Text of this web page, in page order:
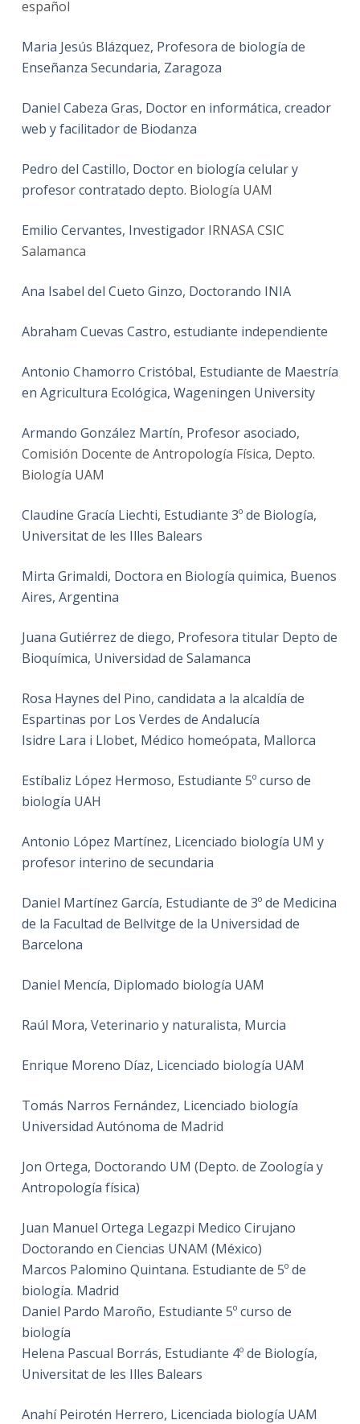
español
Maria Jesús Blázquez, Profesora de biología de
Enseñanza Secundaria, Zaragoza
Daniel Cabeza Gras, Doctor en informática, creador
web y facilitador de Biodanza
Pedro del Castillo, Doctor en biología celular y
profesor contratado depto. Biología UAM
Emilio Cervantes, Investigador IRNASA CSIC
Salamanca
Ana Isabel del Cueto Ginzo, Doctorando INIA
Abraham Cuevas Castro, estudiante independiente
Antonio Chamorro Cristóbal, Estudiante de Maestría
en Agricultura Ecológica, Wageningen University
Armando González Martín, Profesor asociado,
Comisión Docente de Antropología Física, Depto.
Biología UAM
Claudine Gracía Liechti, Estudiante 3º de Biología,
Universitat de les Illes Balears
Mirta Grimaldi, Doctora en Biología quimica, Buenos
Aires, Argentina
Juana Gutiérrez de diego, Profesora titular Depto de
Bioquímica, Universidad de Salamanca
Rosa Haynes del Pino, candidata a la alcaldía de
Espartinas por Los Verdes de Andalucía
Isidre Lara i Llobet, Médico homeópata, Mallorca
Estíbaliz López Hermoso, Estudiante 5º curso de
biología UAH
Antonio López Martínez, Licenciado biología UM y
profesor interino de secundaria
Daniel Martínez García, Estudiante de 3º de Medicina
de la Facultad de Bellvitge de la Universidad de
Barcelona
Daniel Mencía, Diplomado biología UAM
Raúl Mora, Veterinario y naturalista, Murcia
Enrique Moreno Díaz, Licenciado biología UAM
Tomás Narros Fernández, Licenciado biología
Universidad Autónoma de Madrid
Jon Ortega, Doctorando UM (Depto. de Zoología y
Antropología física)
Juan Manuel Ortega Legazpi Medico Cirujano
Doctorando en Ciencias UNAM (México)
Marcos Palomino Quintana. Estudiante de 5º de
biología. Madrid
Daniel Pardo Maroño, Estudiante 5º curso de
biología
Helena Pascual Borrás, Estudiante 4º de Biología,
Universitat de les Illes Balears
Anahí Peirotén Herrero, Licenciada biología UAM